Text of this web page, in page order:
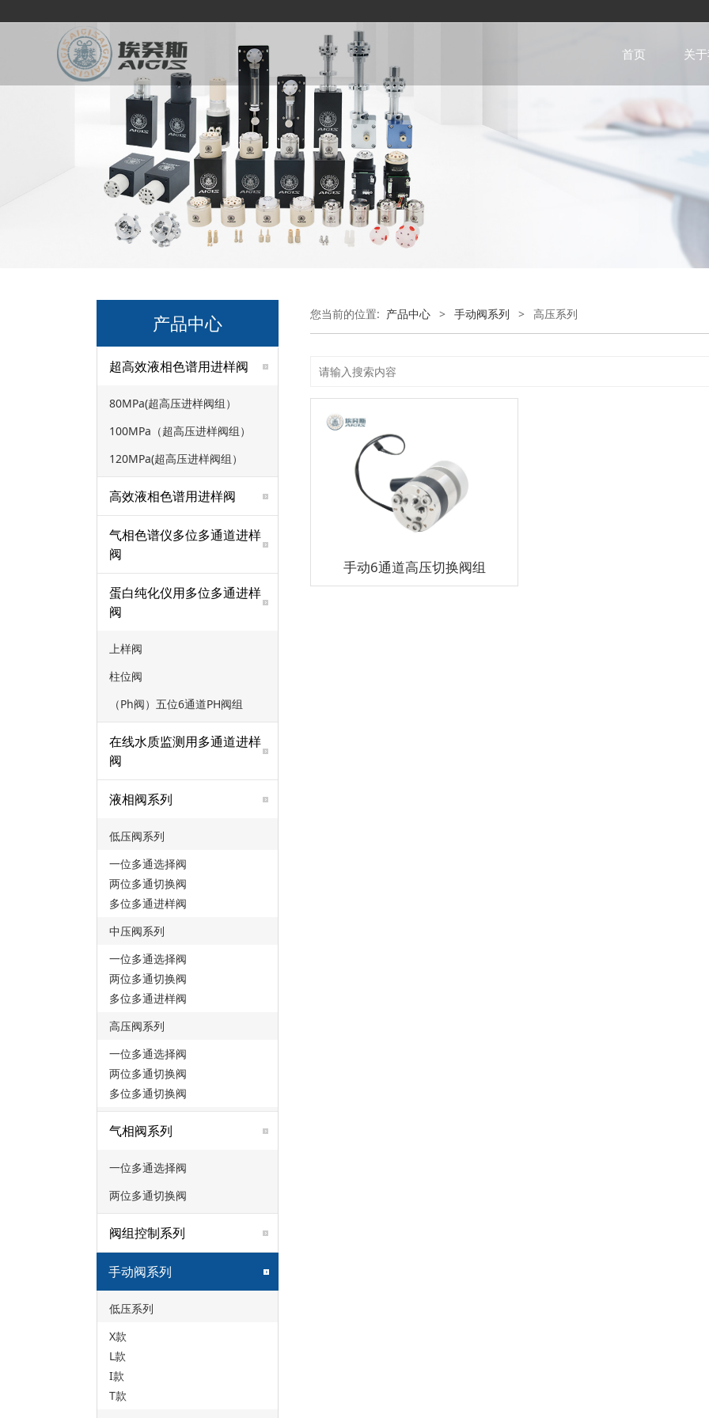
首页 关
产品中心
超高效液相色谱用进样阀
80MPa(超高压进样阀组）
100MPa（超高压进样阀组）
120MPa(超高压进样阀组）
高效液相色谱用进样阀
气相色谱仪多位多通道进样
阀
蛋白纯化仪用多位多通进样
阀
上样阀
柱位阀
（Ph阀）五位6通道PH阀组
在线水质监测用多通道进样
阀
液相阀系列
低压阀系列
一位多通选择阀
两位多通切换阀
多位多通进样阀
中压阀系列
一位多通选择阀
两位多通切换阀
多位多通进样阀
高压阀系列
一位多通选择阀
两位多通切换阀
多位多通切换阀
气相阀系列
一位多通选择阀
两位多通切换阀
阀组控制系列
手动阀系列
低压系列
X款
L款
I款
T款
您当前的位置: 产品中心 > 手动阀系列 > 高压系列
手动6通道高压切换阀组